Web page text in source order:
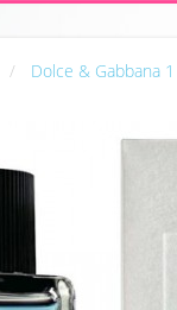
Dolce & Gabbana